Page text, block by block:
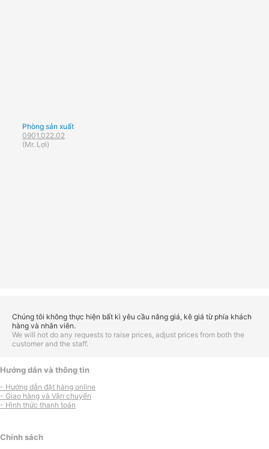
Phòng sản xuất
0901.022.02
(Mr. Lợi)
Chúng tôi không thực hiện bất kì yêu cầu nâng giá, kê giá từ phía khách
hàng và nhân viên.
We will not do any requests to raise prices, adjust prices from both the
customer and the staff.
Hướng dẫn và thông tin
- Hướng dẫn đặt hàng online
- Giao hàng và Vận chuyển
- Hình thức thanh toán
Chính sách